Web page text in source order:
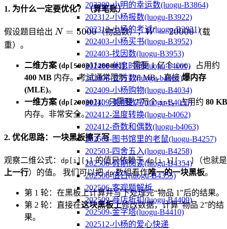
202309-小明的幸运数(luogu-B3864)
202312-小杨报数(luogu-B3922)
202312-小杨的考试(luogu-B3921)
202403-小杨买书(luogu-B3952)
202403-找因数(luogu-B3953)
202406-休息时间(luogu-b4000)
202406-立方数(luogu-b4001)
202409-小杨购物(luogu-B4034)
202409-美丽数字(luogu-B4035)
202412-温度转换(luogu-b4062)
202412-奇数和偶数(luogu-b4063)
202503-图书馆里的老鼠(luogu-B4257)
202503-四舍五入(luogu-B4258)
202506-假期阅读(luogu-B4354)
202506-值日(luogu-B4355)
202506-客观题解析
202509-商店折扣(luogu-B4409)
202509-金字塔(luogu-B4410)
202512-小杨的爱心快递
1. 为什么一定要优化？（算笔账）
假设题目给出 N=5000
N = 5000（物品数），W=20000
W = 20000（载
重）。
二维方案 (dp[5000][20000])：需要 1 亿个int，占用约
400 MB 内存。考试通常限制 128 MB，直接爆内存
(MLE)。
一维方案 (dp[20000])：只需要 2 万个int，占用约 80 KB
内存。非常安全。
2. 优化思路：一块黑板擦了写
观察二维公式： dp[i][j]的值只依赖于dp[i-1][...]
（也就是
上一行）的值。 我们可以把dp数组看作唯一的一块黑板。
第 1 轮：在黑板上计算并写下处理完“物品 1”后的结果。
第 2 轮：直接在这块黑板上修改数据，计算“物品 2”的结
果。